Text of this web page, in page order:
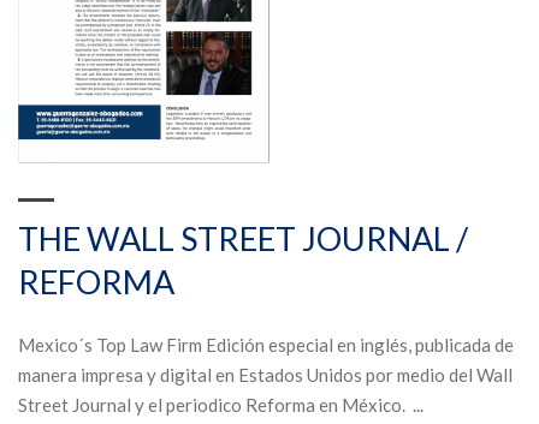
THE WALL STREET JOURNAL /
REFORMA
Mexico´s Top Law Firm Edición especial en inglés, publicada de
manera impresa y digital en Estados Unidos por medio del Wall
Street Journal y el periodico Reforma en México. ...